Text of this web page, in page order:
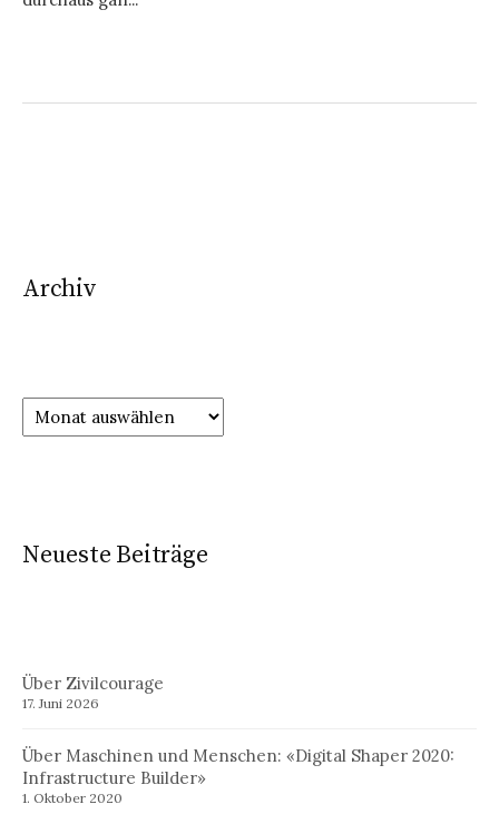
Archiv
Neueste Beiträge
Über Zivilcourage
17. Juni 2026
Über Maschinen und Menschen: «Digital Shaper 2020:
Infrastructure Builder»
1. Oktober 2020